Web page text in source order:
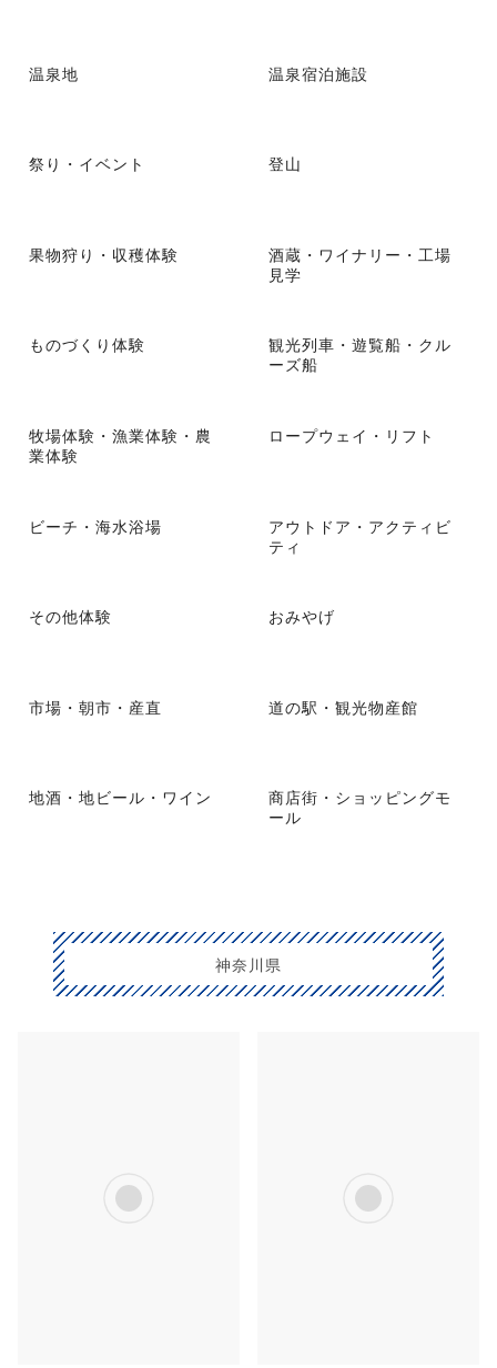
温泉地 温泉宿泊施設
祭り・イベント 登山
果物狩り・収穫体験
酒蔵・ワイナリー・工場
見学
ものづくり体験
観光列車・遊覧船・クル
ーズ船
牧場体験・漁業体験・農
業体験
ロープウェイ・リフト
ビーチ・海水浴場
アウトドア・アクティビ
ティ
その他体験 おみやげ
市場・朝市・産直 道の駅・観光物産館
地酒・地ビール・ワイン
商店街・ショッピングモ
ール
神奈川県